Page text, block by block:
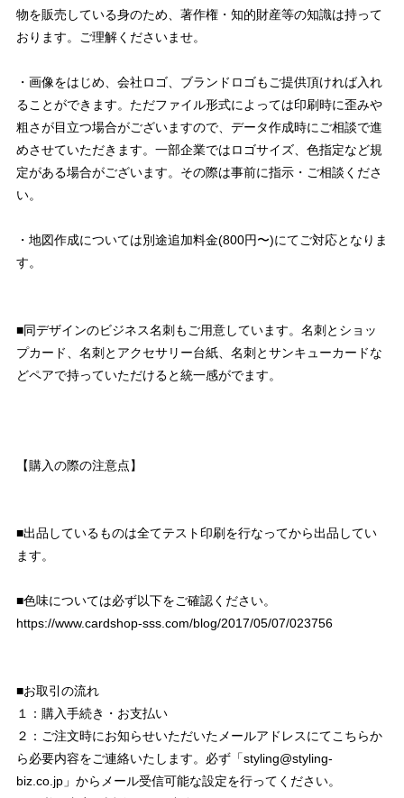
物を販売している身のため、著作権・知的財産等の知識は持って
おります。ご理解くださいませ。
・画像をはじめ、会社ロゴ、ブランドロゴもご提供頂ければ入れ
ることができます。ただファイル形式によっては印刷時に歪みや
粗さが目立つ場合がございますので、データ作成時にご相談で進
めさせていただきます。一部企業ではロゴサイズ、色指定など規
定がある場合がございます。その際は事前に指示・ご相談くださ
い。
・地図作成については別途追加料金(800円〜)にてご対応となりま
す。
■同デザインのビジネス名刺もご用意しています。名刺とショッ
プカード、名刺とアクセサリー台紙、名刺とサンキューカードな
どペアで持っていただけると統一感がでます。
【購入の際の注意点】
■出品しているものは全てテスト印刷を行なってから出品してい
ます。
■色味については必ず以下をご確認ください。
https://www.cardshop-sss.com/blog/2017/05/07/023756
■お取引の流れ
１：購入手続き・お支払い
２：ご注文時にお知らせいただいたメールアドレスにてこちらか
ら必要内容をご連絡いたします。必ず「styling@styling-
biz.co.jp 」からメール受信可能な設定を行ってください。